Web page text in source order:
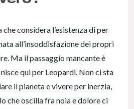
considera l’esistenza di per
all’insoddisfazione dei propri
Ma il passaggio mancante è
qui per Leopardi. Non ci sta
il pianeta e vivere per inerzia,
che oscilla fra noia e dolore ci